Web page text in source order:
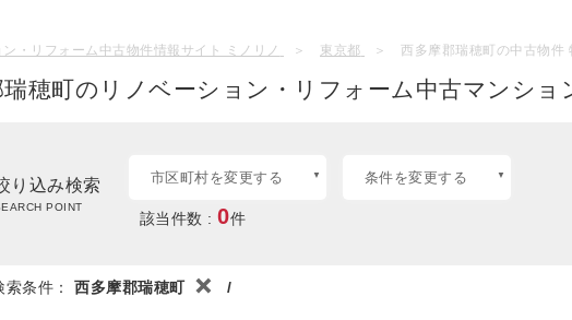
ン・リフォーム中古物件情報サイト ミノリノ 東京都 西多摩郡瑞穂町の中古物件
穂町のリノベーション・リフォーム中古マンショ
り込み検索
POINT
市区町村を変更する 条件を変更する
該当件数 : 0件
条件： 西多摩郡瑞穂町 /